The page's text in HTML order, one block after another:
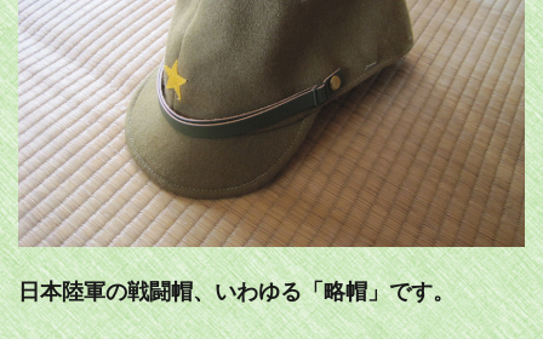
日本陸軍の戦闘帽、いわゆる「略帽」です。